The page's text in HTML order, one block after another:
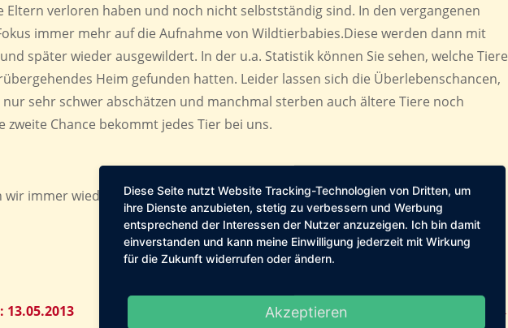
Eltern verloren haben und noch nicht selbstständig sind. In den vergangenen
immer mehr auf die Aufnahme von Wildtierbabies.Diese werden dann mit
später wieder ausgewildert. In der u.a. Statistik können Sie sehen, welche Tiere
Heim gefunden hatten. Leider lassen sich die Überlebenschancen,
sehr schwer abschätzen und manchmal sterben auch ältere Tiere noch
Chance bekommt jedes Tier bei uns.
immer wieder auf Pflegestelle.
Nächster Beitrag: 17.05.2013 →
Diese Seite nutzt Website Tracking-Technologien von Dritten, um
ihre Dienste anzubieten, stetig zu verbessern und Werbung
entsprechend der Interessen der Nutzer anzuzeigen. Ich bin damit
einverstanden und kann meine Einwilligung jederzeit mit Wirkung
für die Zukunft widerrufen oder ändern.
Akzeptieren